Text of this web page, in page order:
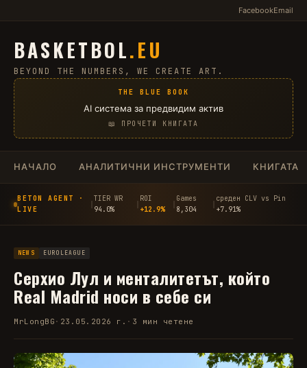
FacebookEmail
BASKETBOL.EU
BEYOND THE NUMBERS, WE CREATE ART.
THE BLUE BOOK
AI система за предвидим актив
📖 ПРОЧЕТИ КНИГАТА
НАЧАЛО АНАЛИТИЧНИ ИНСТРУМЕНТИ КНИГАТА
BETON AGENT ·
LIVE
│
TIER WR
94.0%
ROI
+12.9%
Games
8,304
│
среден CLV vs Pin
+7.91%
NEWS EUROLEAGUE
Серхио Лул и менталитетът, който
Real Madrid носи в себе си
MrLongBG · 23.05.2026 г. · 3 мин четене